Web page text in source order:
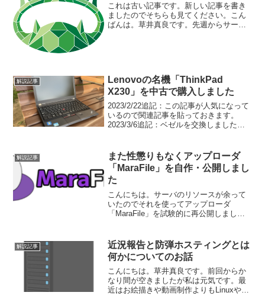
これは古い記事です。新しい記事を書き
ましたのでそちらも見てください。こん
ばんは。草井真良です。先週からサーバ
解説記事
Lenovoの名機「ThinkPad
X230」を中古で購入しました
2023/2/22追記：この記事が人気になって
いるので関連記事を貼っておきます。
2023/3/6追記：ベゼルを交換しました。
日本橋でLenovoの「ThinkPa...
解説記事
また性懲りもなくアップローダ
「MaraFile」を自作・公開しまし
た
こんにちは。サーバのリソースが余って
いたのでそれを使ってアップローダ
「MaraFile」を試験的に再公開しまし
トストレージにファイルを置けるように
する事で安価にアップロ...
解説記事
近況報告と防弾ホスティングとは
何かについてのお話
こんにちは。草井真良です。前回からか
なり間が空きましたが私は元気です。最
近はお絵描きや動画制作よりもLinuxやそ